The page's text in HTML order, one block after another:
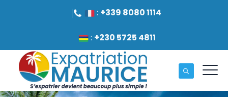
: +339 8080 1114
: +230 5725 4811